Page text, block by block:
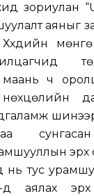
зориулан
аяныг
Хүүхдийн
маань ч
эрх
тус
д аялах